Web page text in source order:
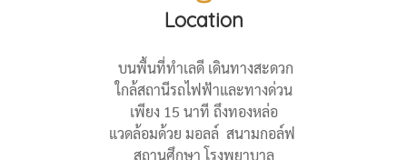
Location
บนพื้นที่ทำเลดี เดินทางสะดวก
ใกล้สถานีรถไฟฟ้าและทางด่วน
เพียง 15 นาที ถึงทองหล่อ
แวดล้อมด้วย มอลล์ สนามกอล์ฟ
สถานศึกษา โรงพยาบาล